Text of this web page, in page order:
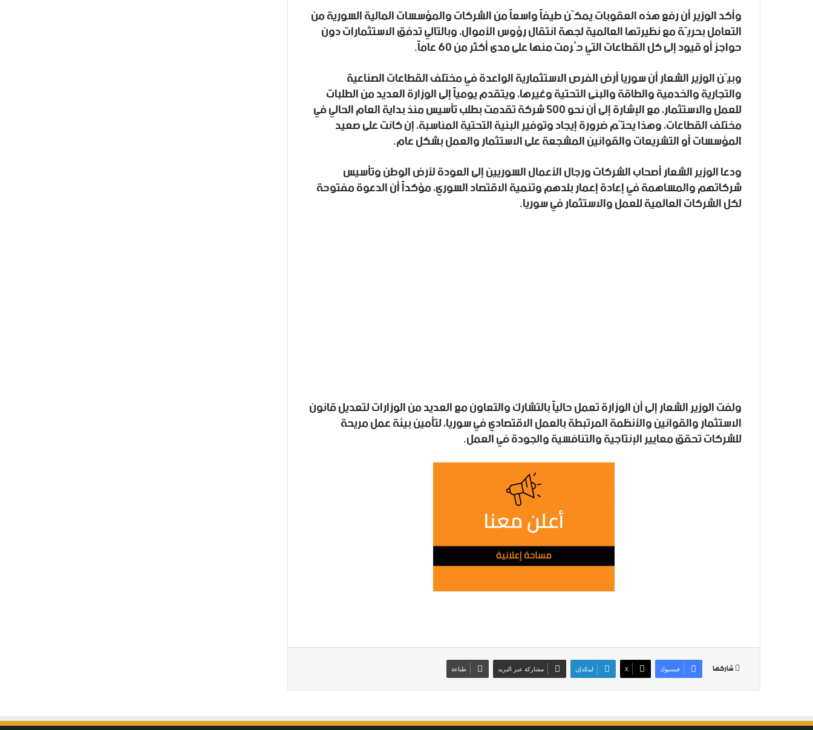
وأكد الوزير أن رفع هذه العقوبات يمكّن طيفاً واسعاً من الشركات والمؤسسات المالية السورية من
التعامل بحريّة مع نظيرتها العالمية لجهة انتقال رؤوس الأموال، وبالتالي تدفق الاستثمارات دون
حواجز أو قيود إلى كل القطاعات التي حُرمت منها على مدى أكثر من 60 عاماً.
وبيّن الوزير الشعار أن سوريا أرض الفرص الاستثمارية الواعدة في مختلف القطاعات الصناعية
والتجارية والخدمية والطاقة والبنى التحتية وغيرها، ويتقدم يومياً إلى الوزارة العديد من الطلبات
للعمل والاستثمار، مع الإشارة إلى أن نحو 500 شركة تقدمت بطلب تأسيس منذ بداية العام الحالي في
مختلف القطاعات، وهذا يحتّم ضرورة إيجاد وتوفير البنية التحتية المناسبة، إن كانت على صعيد
المؤسسات أو التشريعات والقوانين المشجعة على الاستثمار والعمل بشكل عام.
ودعا الوزير الشعار أصحاب الشركات ورجال الأعمال السوريين إلى العودة لأرض الوطن وتأسيس
شركاتهم والمساهمة في إعادة إعمار بلدهم وتنمية الاقتصاد السوري، مؤكداً أن الدعوة مفتوحة
لكل الشركات العالمية للعمل والاستثمار في سوريا.
ولفت الوزير الشعار إلى أن الوزارة تعمل حالياً بالتشارك والتعاون مع العديد من الوزارات لتعديل قانون
الاستثمار والقوانين والأنظمة المرتبطة بالعمل الاقتصادي في سوريا، لتأمين بيئة عمل مريحة
للشركات تحقق معايير الإنتاجية والتنافسية والجودة في العمل.
شاركها فيسبوك ‫X لينكدإن مشاركة عبر البريد طباعة